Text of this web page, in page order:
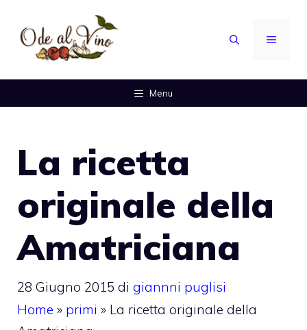
contenuto
MENU
Menu
La ricetta
originale della
Amatriciana
28 Giugno 2015 di giannni puglisi
Home » primi » La ricetta originale della